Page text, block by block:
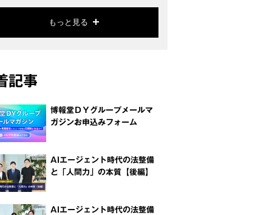
もっと見る
記事
博報堂ＤＹグループメールマ
ガジンお申込みフォーム
AIエージェント時代の法整備
と「人間力」の本質【後編】
AIエージェント時代の法整備